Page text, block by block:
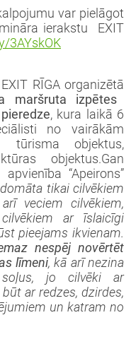
var pielāgot
ierakstu EXIT
3AYskOK
RĪGA organizētā
maršruta izpētes
, kura laikā 6
no vairākām
tūrisma objektus,
objektus.Gan
“Apeirons”
tikai cilvēkiem
veciem cilvēkiem,
ar īslaicīgi
pieejams ikvienam.
nespēj novērtēt
līmeni, kā arī nezina
jo cilvēki ar
ar redzes, dzirdes,
un katram no